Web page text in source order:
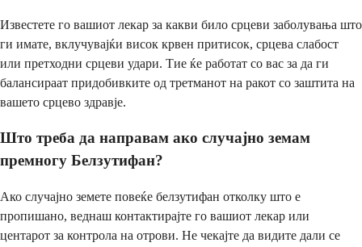
Известете го вашиот лекар за какви било срцеви заболувања што
ги имате, вклучувајќи висок крвен притисок, срцева слабост
или претходни срцеви удари. Тие ќе работат со вас за да ги
балансираат придобивките од третманот на ракот со заштита на
вашето срцево здравје.
Што треба да направам ако случајно земам
премногу Белзутифан?
Ако случајно земете повеќе белзутифан отколку што е
пропишано, веднаш контактирајте го вашиот лекар или
центарот за контрола на отрови. Не чекајте да видите дали се